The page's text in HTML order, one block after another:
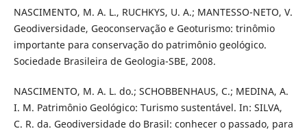
NASCIMENTO, M. A. L., RUCHKYS, U. A.; MANTESSO-NETO, V.
Geodiversidade, Geoconservação e Geoturismo: trinômio
importante para conservação do patrimônio geológico.
Sociedade Brasileira de Geologia-SBE, 2008.
NASCIMENTO, M. A. L. do.; SCHOBBENHAUS, C.; MEDINA, A.
I. M. Patrimônio Geológico: Turismo sustentável. In: SILVA,
C. R. da. Geodiversidade do Brasil: conhecer o passado, para